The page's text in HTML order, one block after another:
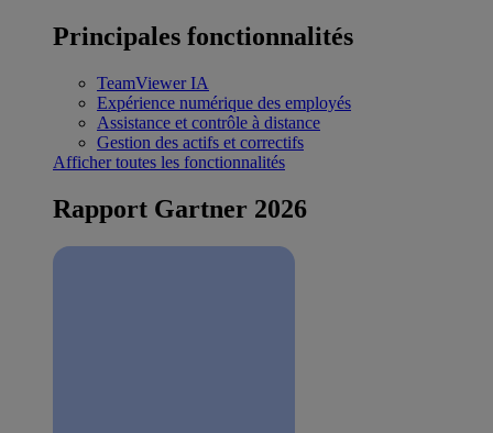
Principales fonctionnalités
TeamViewer IA
Expérience numérique des employés
Assistance et contrôle à distance
Gestion des actifs et correctifs
Afficher toutes les fonctionnalités
Rapport Gartner 2026